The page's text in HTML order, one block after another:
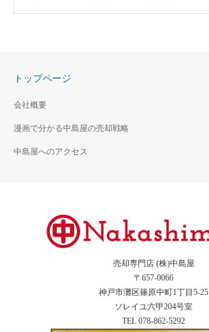
トップページ
会社概要
漫画で分かる中島屋の売却戦略
中島屋へのアクセス
売却専門店 (株)中島屋
〒657-0066
神戸市灘区篠原中町1丁目5-25
ソレイユ六甲204号室
TEL 078-862-5292